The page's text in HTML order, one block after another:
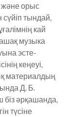
және орыс
тындай,
кай
музыка
эсте­
кеңеуі,
материалдың
Д. Б.
әрқашанда,
түсіне